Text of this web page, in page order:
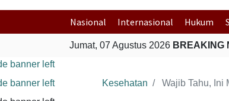
Nasional Internasional Hukum
Jumat, 07 Agustus 2026 BREAKING
Kesehatan Wajib Tahu, Ini